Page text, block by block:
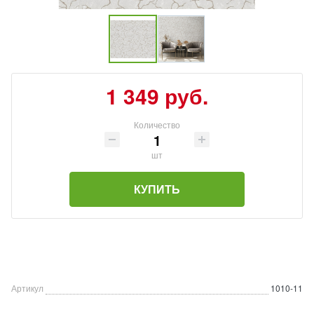
1 349 руб.
Количество
шт
КУПИТЬ
Артикул 1010-11